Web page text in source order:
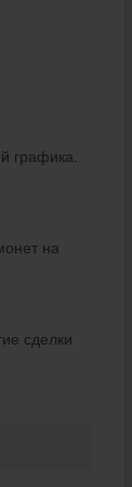
графика.
на
сделки